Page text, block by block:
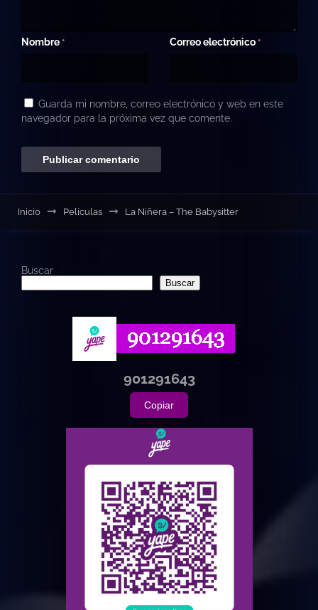
Nombre * Correo electrónico *
Guarda mi nombre, correo electrónico y web en este
navegador para la próxima vez que comente.
Inicio Películas La Niñera – The Babysitter
Buscar
Buscar
901291643
Copiar